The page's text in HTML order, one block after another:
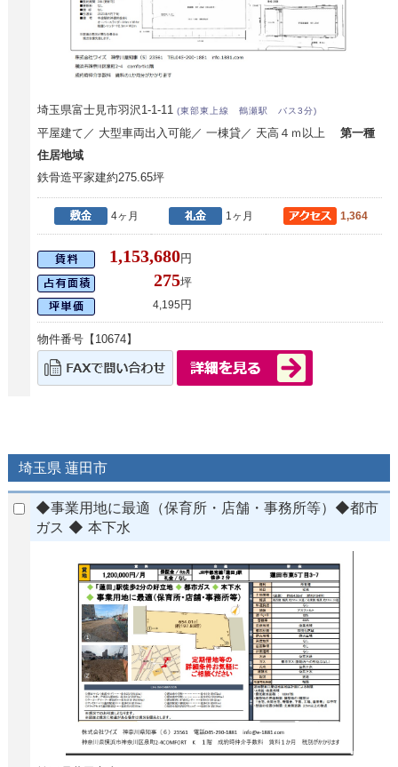
埼玉県富士見市羽沢1-1-11(東部東上線 鶴瀬駅 バス3分)
平屋建て／ 大型車両出入可能／ 一棟貸／ 天高４ｍ以上第一種
住居地域
鉄骨造平家建約275.65坪
4ヶ月 1ヶ月 1,364
1,153,680円
275坪
4,195 円
物件番号【10674】
埼玉県 蓮田市
◆事業用地に最適（保育所・店舗・事務所等）◆都市
ガス ◆ 本下水